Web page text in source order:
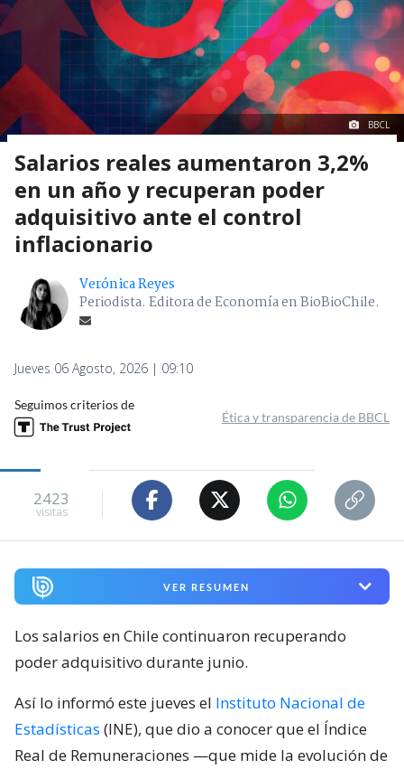
BBCL
Salarios reales aumentaron 3,2%
en un año y recuperan poder
adquisitivo ante el control
inflacionario
Verónica Reyes
Periodista. Editora de Economía en BioBioChile.
Jueves 06 Agosto, 2026 | 09:10
Seguimos criterios de
Ética y transparencia de BBCL
2423
visitas
VER RESUMEN
Los salarios en Chile continuaron recuperando
poder adquisitivo durante junio.
Así lo informó este jueves el Instituto Nacional de
Estadísticas (INE), que dio a conocer que el Índice
Real de Remuneraciones —que mide la evolución de